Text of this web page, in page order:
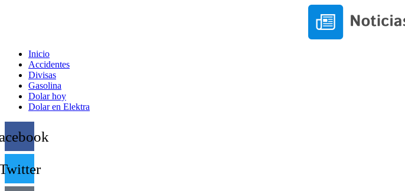
Inicio
Accidentes
Divisas
Gasolina
Dolar hoy
Dolar en Elektra